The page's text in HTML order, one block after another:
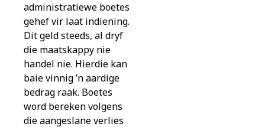
administratiewe boetes
gehef vir laat indiening.
Dit geld steeds, al dryf
die maatskappy nie
handel nie. Hierdie kan
baie vinnig ’n aardige
bedrag raak. Boetes
word bereken volgens
die aangeslane verlies